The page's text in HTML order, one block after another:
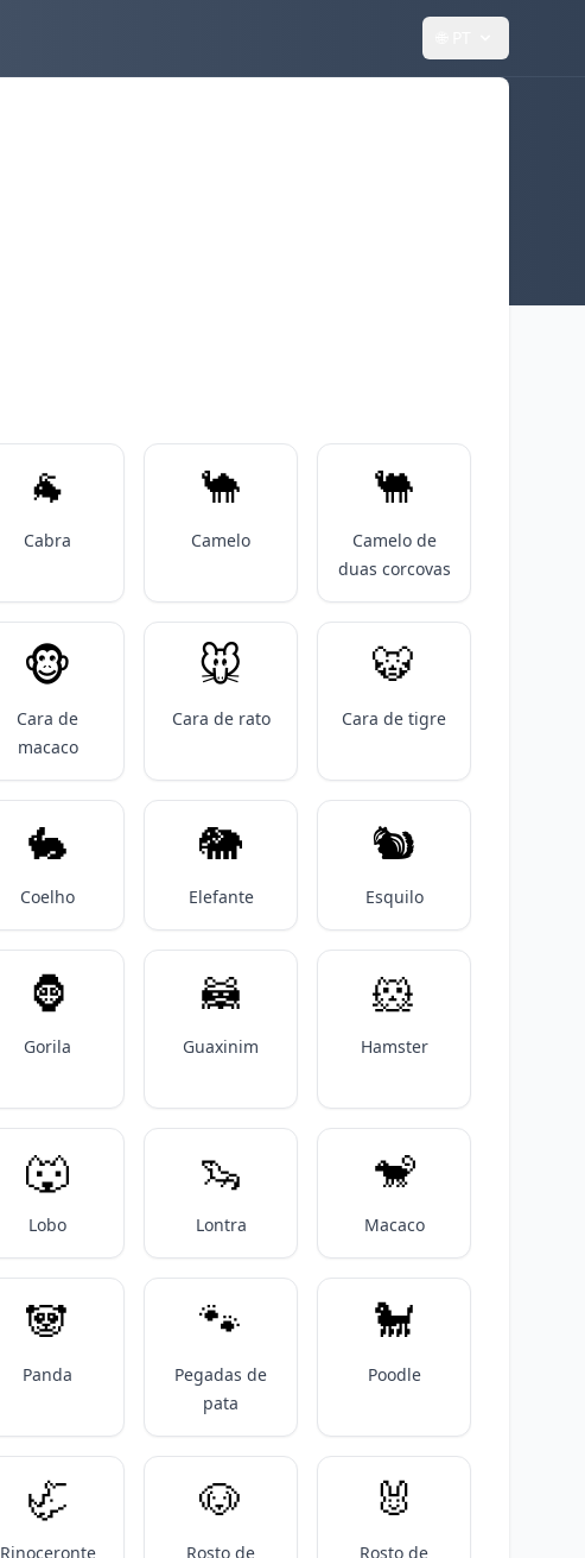
🐐
Cabra
🐪
Camelo
🐫
Camelo de
duas corcovas
🐵
Cara de
macaco
🐭
Cara de rato
🐯
Cara de tigre
🐇
Coelho
🐘
Elefante
🐿️
Esquilo
🦍
Gorila
🦝
Guaxinim
🐹
Hamster
🐺
Lobo
🦦
Lontra
🐒
Macaco
🐼
Panda
🐾
Pegadas de
pata
🐩
Poodle
🦏
Rinoceronte
🐶
Rosto de
🐰
Rosto de